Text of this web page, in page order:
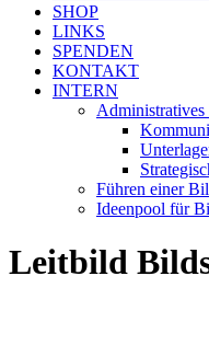
SHOP
LINKS
SPENDEN
KONTAKT
INTERN
Führen einer
Ideenpool für
Leitbild